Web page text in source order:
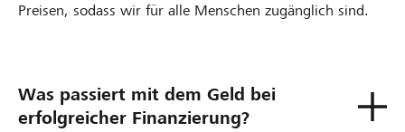
Preisen, sodass wir für alle Menschen zugänglich sind.
Was passiert mit dem Geld bei
erfolgreicher Finanzierung?